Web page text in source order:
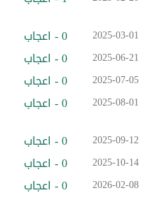
2025-03-01
0 - اعجاب
2025-06-21
0 - اعجاب
2025-07-05
0 - اعجاب
2025-08-01
0 - اعجاب
2025-09-12
0 - اعجاب
2025-10-14
0 - اعجاب
2026-02-08
0 - اعجاب